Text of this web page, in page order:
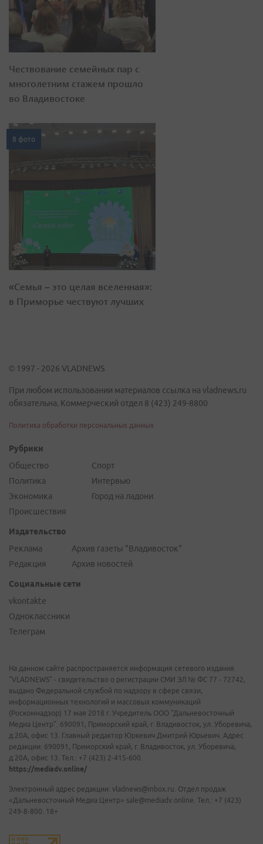
Чествование семейных пар с
многолетним стажем прошло
во Владивостоке
8 фото
«Семья – это целая вселенная»:
в Приморье чествуют лучших
© 1997 - 2026 VLADNEWS
При любом использовании материалов ссылка на vladnews.ru
обязательна. Коммерческий отдел 8 (423) 249-8800
Политика обработки персональных данных
Рубрики
Общество
Политика
Экономика
Происшествия
Спорт
Интервью
Город на ладони
Издательство
Реклама
Редакция
Архив газеты "Владивосток"
Архив новостей
Социальные сети
vkontakte
Одноклассники
Телеграм
На данном сайте распространяется информация сетевого издания
"VLADNEWS" - свидетельство о регистрации СМИ ЭЛ № ФС 77 - 72742,
выдано Федеральной службой по надзору в сфере связи,
информационных технологий и массовых коммуникаций
(Роскомнадзор) 17 мая 2018 г. Учредитель ООО "Дальневосточный
Медиа Центр". 690091, Приморский край, г. Владивосток, ул. Уборевича,
д.20А, офис 13. Главный редактор Юркевич Дмитрий Юрьевич. Адрес
редакции: 690091, Приморский край, г. Владивосток, ул. Уборевича,
д.20А, офис 13. Тел.: +7 (423) 2-415-600.
https://mediadv.online/
Электронный адрес редакции: vladnews@inbox.ru. Отдел продаж
«Дальневосточный Медиа Центр» sale@mediadv.online. Тел.: +7 (423)
249-8-800. 18+